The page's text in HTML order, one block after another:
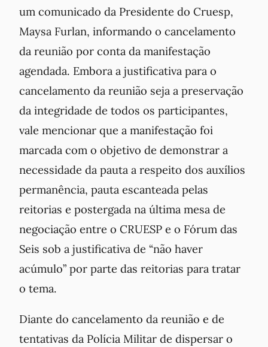
um comunicado da Presidente do Cruesp,
Maysa Furlan, informando o cancelamento
da reunião por conta da manifestação
agendada. Embora a justificativa para o
cancelamento da reunião seja a preservação
da integridade de todos os participantes,
vale mencionar que a manifestação foi
marcada com o objetivo de demonstrar a
necessidade da pauta a respeito dos auxílios
permanência, pauta escanteada pelas
reitorias e postergada na última mesa de
negociação entre o CRUESP e o Fórum das
Seis sob a justificativa de “não haver
acúmulo” por parte das reitorias para tratar
o tema.
Diante do cancelamento da reunião e de
tentativas da Polícia Militar de dispersar o